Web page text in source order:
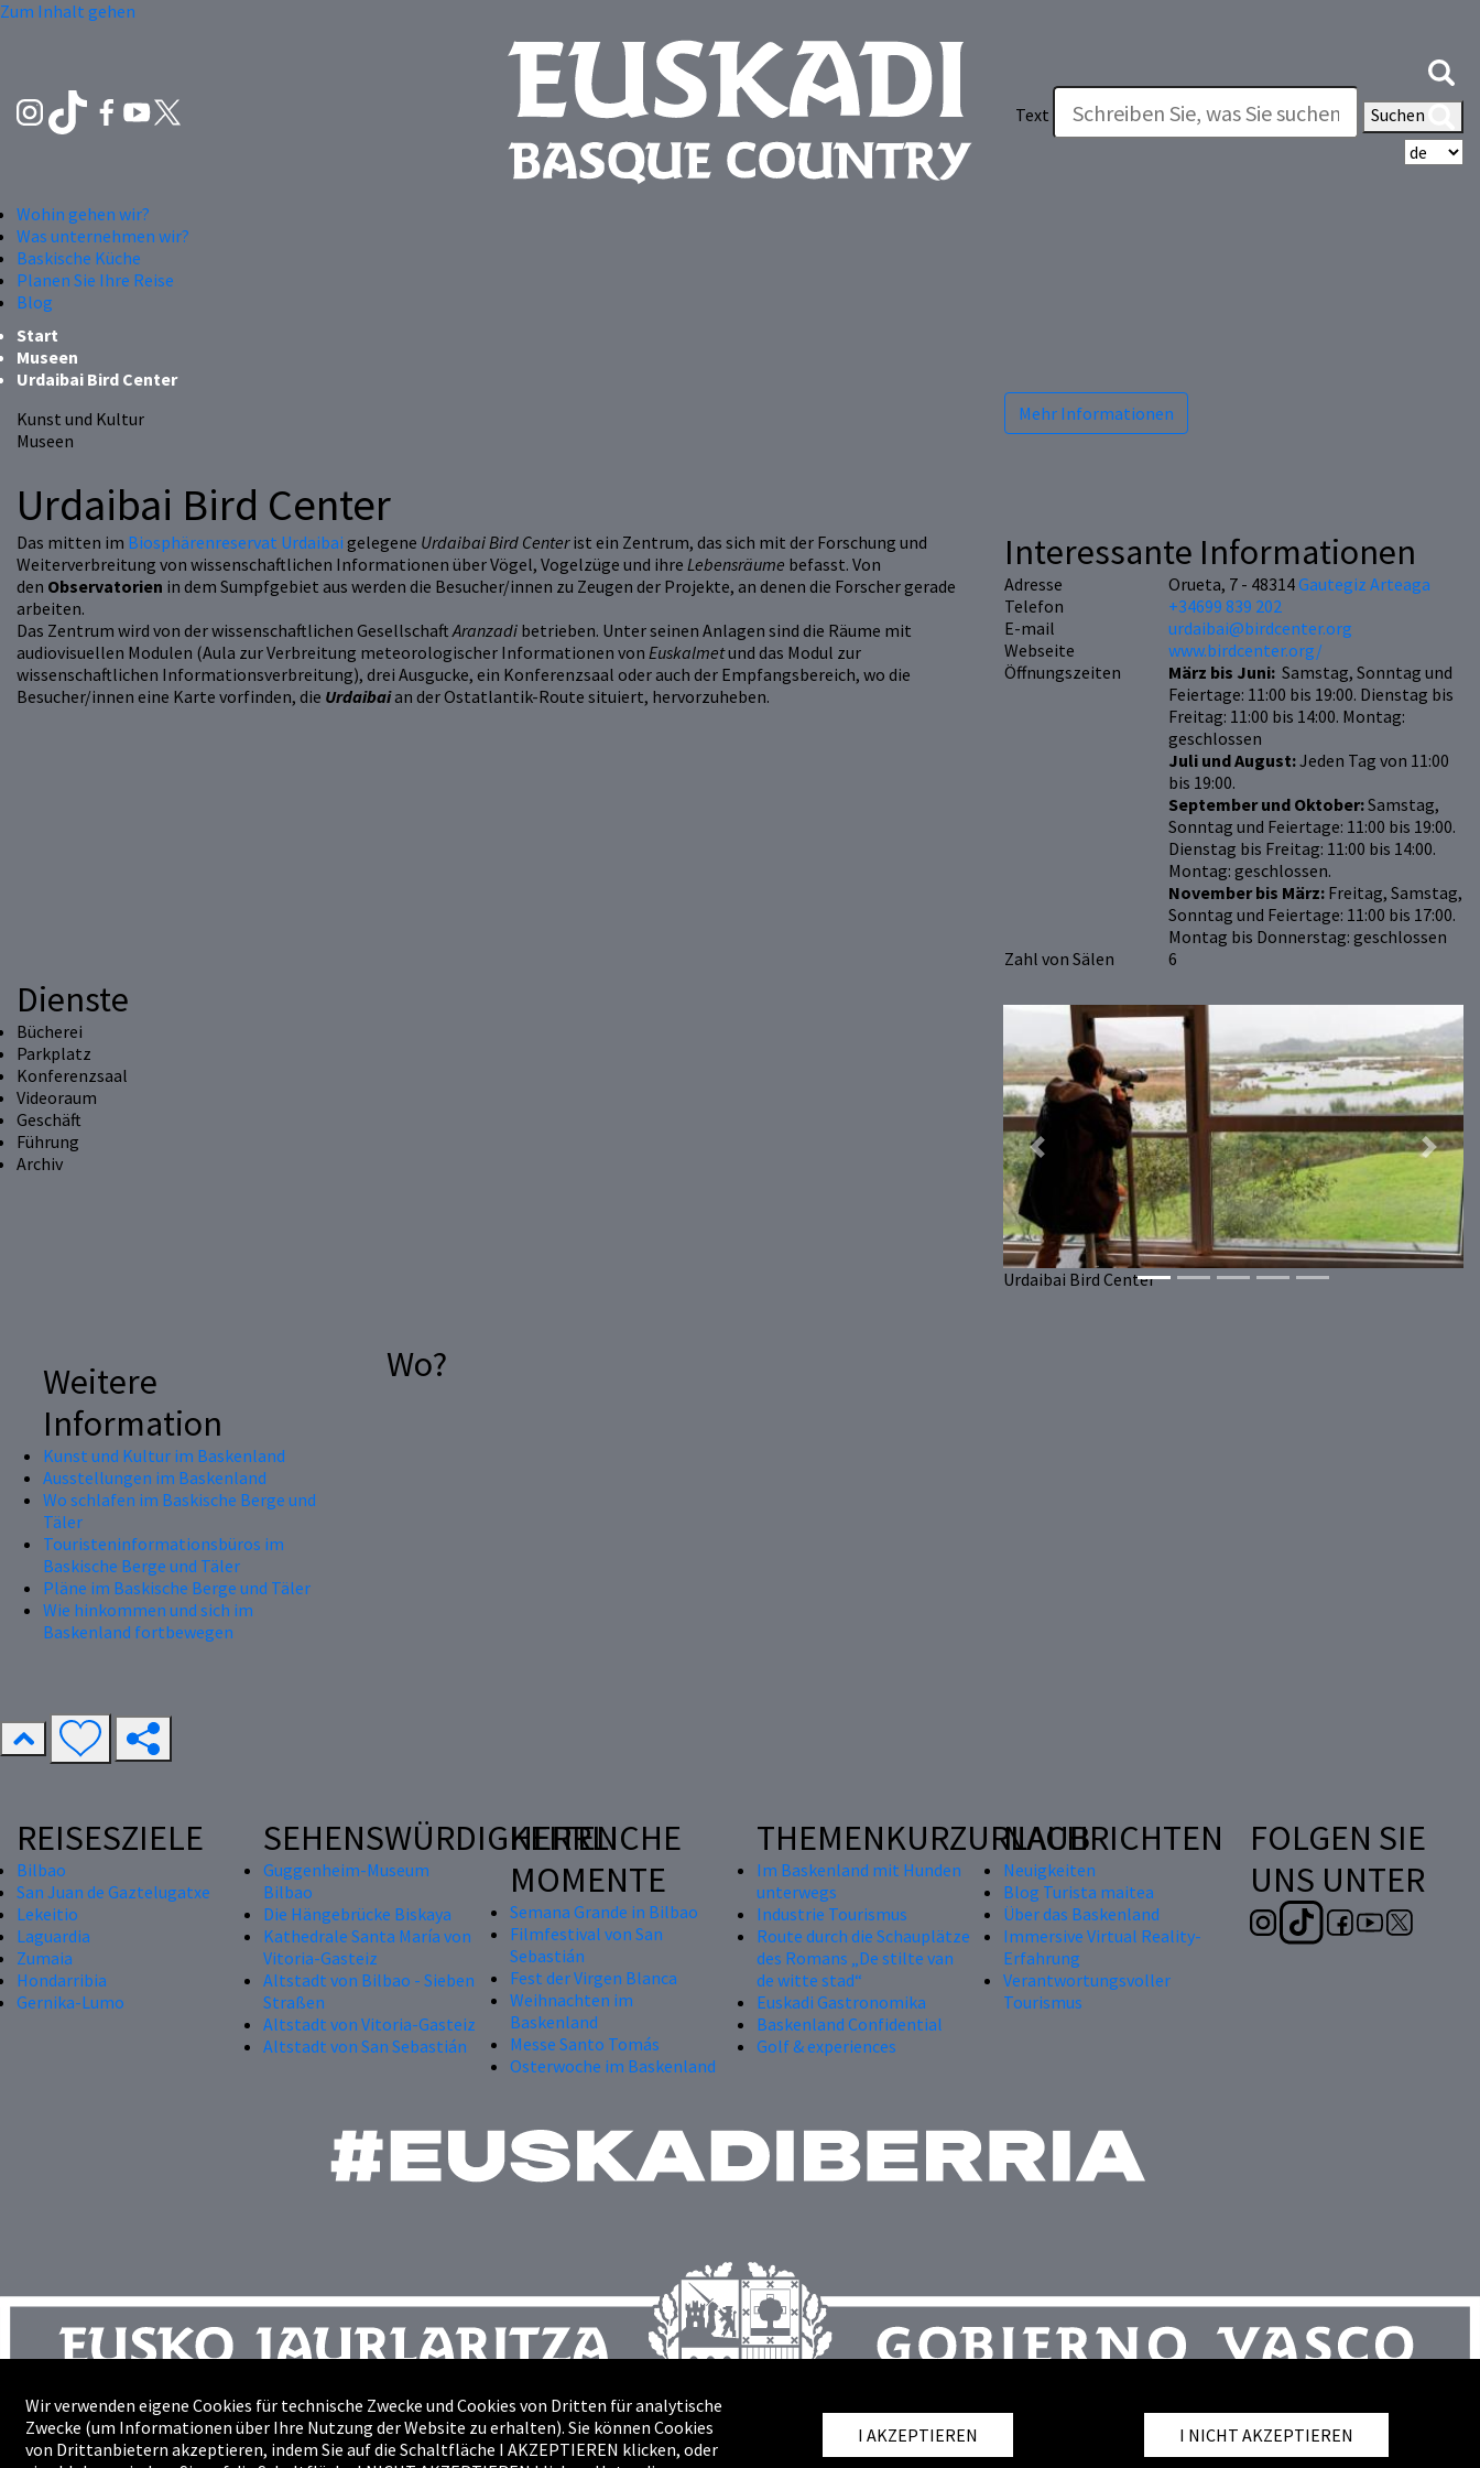
Zum Inhalt gehen
Text
Suchen
Wohin gehen wir?
Was unternehmen wir?
Baskische Küche
Planen Sie Ihre Reise
Blog
Start
Museen
Urdaibai Bird Center
Kunst und Kultur
Museen
Mehr Informationen
Urdaibai Bird Center
Das mitten im Biosphärenreservat Urdaibai gelegene Urdaibai Bird Centerist ein Zentrum, das sich mit der Forschung und
Weiterverbreitung von wissenschaftlichen Informationen über Vögel, Vogelzüge und ihre Lebensräume befasst. Von
den Observatorien in dem Sumpfgebiet aus werden die Besucher/innen zu Zeugen der Projekte, an denen die Forscher gerade
arbeiten.
Das Zentrum wird von der wissenschaftlichen GesellschaftAranzadi betrieben. Unter seinen Anlagen sind die Räume mit
audiovisuellen Modulen (Aula zur Verbreitung meteorologischer Informationen von Euskalmetund das Modul zur
wissenschaftlichen Informationsverbreitung), drei Ausgucke, ein Konferenzsaal oder auch der Empfangsbereich, wo die
Besucher/innen eine Karte vorfinden, die Urdaibaian der Ostatlantik-Route situiert, hervorzuheben.
Interessante Informationen
Adresse Orueta, 7 - 48314Gautegiz Arteaga
Telefon
+34699 839 202
E-mail
urdaibai@birdcenter.org
Webseite
www.birdcenter.org/
Öffnungszeiten
März bis Juni:Samstag, Sonntag und
Feiertage: 11:00 bis 19:00. Dienstag bis
Freitag: 11:00 bis 14:00. Montag:
geschlossen
Juli und August:Jeden Tag von 11:00
bis 19:00.
September und Oktober:Samstag,
Sonntag und Feiertage: 11:00 bis 19:00.
Dienstag bis Freitag: 11:00 bis 14:00.
Montag: geschlossen.
November bis März:Freitag, Samstag,
Sonntag und Feiertage: 11:00 bis 17:00.
Montag bis Donnerstag: geschlossen
Zahl von Sälen
6
Dienste
Bücherei
Parkplatz
Konferenzsaal
Videoraum
Geschäft
Führung
Archiv
Urdaibai Bird Center
Previous Next
Weitere
Information
Kunst und Kultur im Baskenland
Ausstellungen im Baskenland
Wo schlafen im Baskische Berge und
Täler
Touristeninformationsbüros im
Baskische Berge und Täler
Pläne im Baskische Berge und Täler
Wie hinkommen und sich im
Baskenland fortbewegen
Wo?
REISESZIELE
Bilbao
San Juan de Gaztelugatxe
Lekeitio
Laguardia
Zumaia
Hondarribia
Gernika-Lumo
SEHENSWÜRDIGKEITEN
Guggenheim-Museum
Bilbao
Die Hängebrücke Biskaya
Kathedrale Santa María von
Vitoria-Gasteiz
Altstadt von Bilbao - Sieben
Straßen
Altstadt von Vitoria-Gasteiz
Altstadt von San Sebastián
HERRLICHE
MOMENTE
Semana Grande in Bilbao
Filmfestival von San
Sebastián
Fest der Virgen Blanca
Weihnachten im
Baskenland
Messe Santo Tomás
Osterwoche im Baskenland
THEMENKURZURLAUB
Im Baskenland mit Hunden
unterwegs
Industrie Tourismus
Route durch die Schauplätze
des Romans „De stilte van
de witte stad“
Euskadi Gastronomika
Baskenland Confidential
Golf & experiences
NACHRICHTEN
Neuigkeiten
Blog Turista maitea
Über das Baskenland
Immersive Virtual Reality-
Erfahrung
Verantwortungsvoller
Tourismus
FOLGEN SIE
UNS UNTER
Sitemap
Wir verwenden eigene Cookies für technische Zwecke und Cookies von Dritten für analytische
Zwecke (um Informationen über Ihre Nutzung der Website zu erhalten). Sie können Cookies
von Drittanbietern akzeptieren, indem Sie auf die Schaltfläche I AKZEPTIEREN klicken, oder
I AKZEPTIEREN I NICHT AKZEPTIEREN